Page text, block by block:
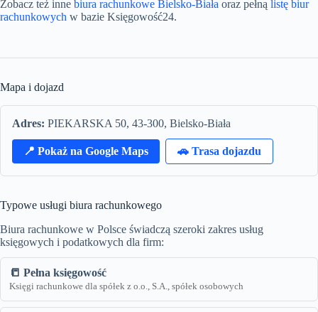
Zobacz też inne biura rachunkowe Bielsko-Biała oraz pełną listę biur
rachunkowych w bazie Księgowość24.
Mapa i dojazd
Adres: PIEKARSKA 50, 43-300, Bielsko-Biała
📍 Pokaż na Google Maps 🚗 Trasa dojazdu
Typowe usługi biura rachunkowego
Biura rachunkowe w Polsce świadczą szeroki zakres usług
księgowych i podatkowych dla firm:
📒 Pełna księgowość
Księgi rachunkowe dla spółek z o.o., S.A., spółek osobowych